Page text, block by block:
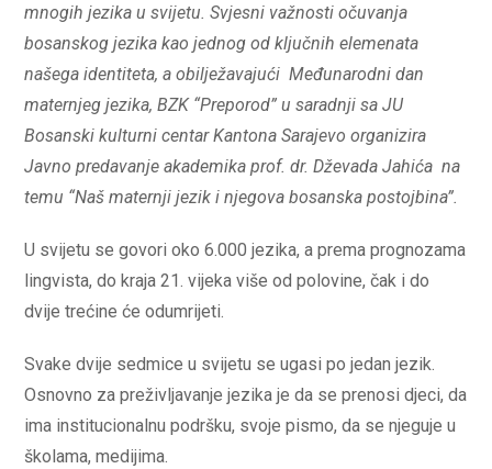
mnogih jezika u svijetu. Svjesni važnosti očuvanja
bosanskog jezika kao jednog od ključnih elemenata
našega identiteta, a obilježavajući Međunarodni dan
maternjeg jezika, BZK “Preporod” u saradnji sa JU
Bosanski kulturni centar Kantona Sarajevo organizira
Javno predavanje akademika prof. dr. Dževada Jahića na
temu “Naš maternji jezik i njegova bosanska postojbina”.
U svijetu se govori oko 6.000 jezika, a prema prognozama
lingvista, do kraja 21. vijeka više od polovine, čak i do
dvije trećine će odumrijeti.
Svake dvije sedmice u svijetu se ugasi po jedan jezik.
Osnovno za preživljavanje jezika je da se prenosi djeci, da
ima institucionalnu podršku, svoje pismo, da se njeguje u
školama, medijima.